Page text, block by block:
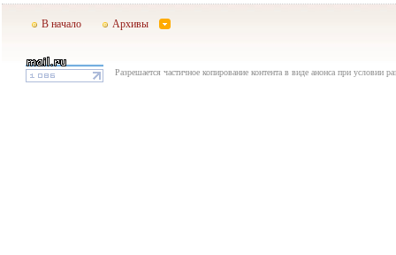
В начало Архивы
Разрешается частичное копирование контента в виде анонса при условии